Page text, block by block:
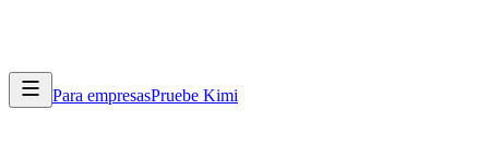
Para empresasPruebe Kimi